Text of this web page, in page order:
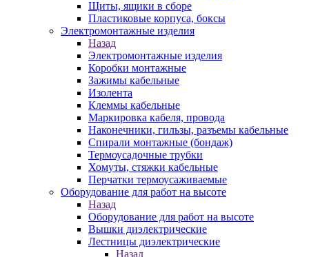
Щиты, ящики в сборе
Пластиковые корпуса, боксы
Электромонтажные изделия
Назад
Электромонтажные изделия
Коробки монтажные
Зажимы кабельные
Изолента
Клеммы кабельные
Маркировка кабеля, провода
Наконечники, гильзы, разъемы кабельные
Спирали монтажные (бондаж)
Термоусадочные трубки
Хомуты, стяжки кабельные
Перчатки термоусаживаемые
Оборудование для работ на высоте
Назад
Оборудование для работ на высоте
Вышки диэлектрические
Лестницы диэлектрические
Назад